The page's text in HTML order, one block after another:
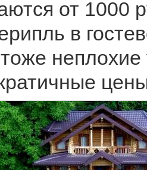
от 1000
в
неплохие